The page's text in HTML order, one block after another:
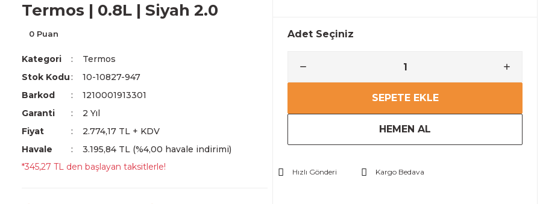
Termos | 0.8L | Siyah 2.0
0 Puan
Kategori
Termos
Stok Kodu
10-10827-947
Barkod
1210001913301
Garanti
2 Yıl
Fiyat
2.774,17 TL + KDV
Havale
3.195,84 TL (%4,00 havale indirimi)
*345,27 TL den başlayan taksitlerle!
Adet Seçiniz
SEPETE EKLE
HEMEN AL
Hızlı Gönderi Kargo Bedava